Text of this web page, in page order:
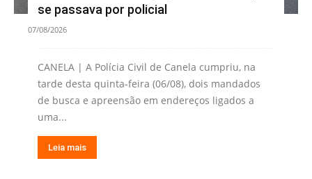
se passava por policial
07/08/2026
CANELA | A Polícia Civil de Canela cumpriu, na
tarde desta quinta-feira (06/08), dois mandados
de busca e apreensão em endereços ligados a
uma...
Leia mais